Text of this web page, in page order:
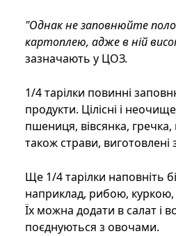
"Однак не заповнюйте
картоплею, адже в ній
зазначають у ЦОЗ.
1/4 тарілки повинні
продукти. Цілісні і
пшениця, вівсянка,
також страви, виготовлені
Ще 1/4 тарілки наповніть
наприклад, рибою, куркою,
Їх можна додати в салат і
поєднуються з овочами.